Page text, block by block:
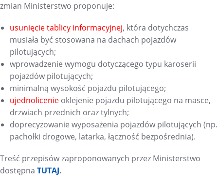
zmian Ministerstwo proponuje:
usunięcie tablicy informacyjnej, która dotychczas
musiała być stosowana na dachach pojazdów
pilotujących;
wprowadzenie wymogu dotyczącego typu karoserii
pojazdów pilotujących;
minimalną wysokość pojazdu pilotującego;
ujednolicenie oklejenie pojazdu pilotującego na masce,
drzwiach przednich oraz tylnych;
doprecyzowanie wyposażenia pojazdów pilotujących (np.
pachołki drogowe, latarka, łączność bezpośrednia).
Treść przepisów zaproponowanych przez Ministerstwo
dostępna TUTAJ.